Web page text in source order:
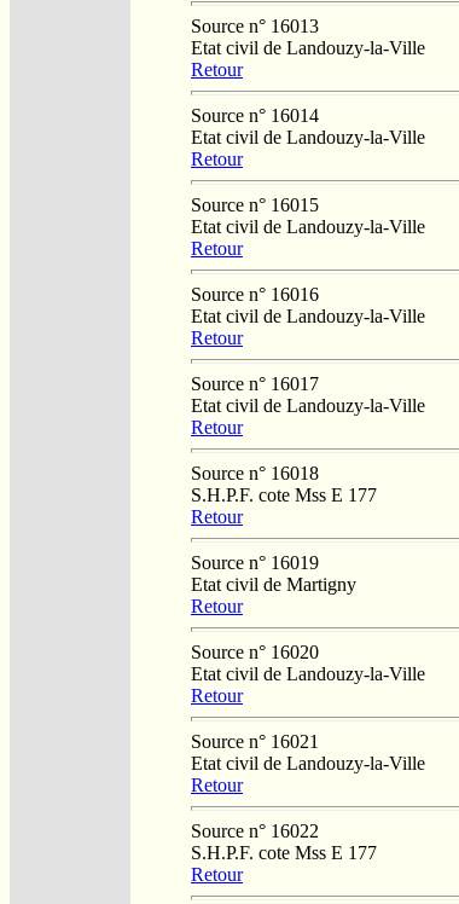
Source n° 16013
Etat civil de Landouzy-la-Ville
Retour
Source n° 16014
Etat civil de Landouzy-la-Ville
Retour
Source n° 16015
Etat civil de Landouzy-la-Ville
Retour
Source n° 16016
Etat civil de Landouzy-la-Ville
Retour
Source n° 16017
Etat civil de Landouzy-la-Ville
Retour
Source n° 16018
S.H.P.F. cote Mss E 177
Retour
Source n° 16019
Etat civil de Martigny
Retour
Source n° 16020
Etat civil de Landouzy-la-Ville
Retour
Source n° 16021
Etat civil de Landouzy-la-Ville
Retour
Source n° 16022
S.H.P.F. cote Mss E 177
Retour